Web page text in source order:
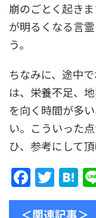
崩のごとく起き
が明るくなる言
う。
ちなみに、途中
は、栄養不足、
を向く時間が多
い。こういった
ひ、参考にして頂
F
a
T
w
H
at
＜関連記事＞